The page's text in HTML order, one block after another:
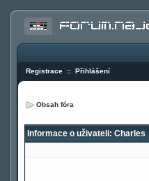
Registrace :: Přihlášení
Obsah fóra
Informace o uživateli: Charles